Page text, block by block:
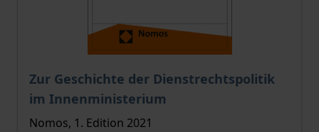
Zur Geschichte der Dienstrechtspolitik
im Innenministerium
The price depends on the options chosen on the
Nomos, 1. Edition 2021